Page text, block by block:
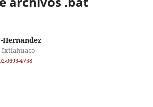
Ixtlahuaco
0693-4758